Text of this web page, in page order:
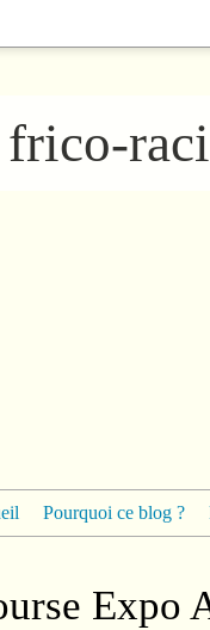
frico-
Pourquoi ce blog ?
Expo